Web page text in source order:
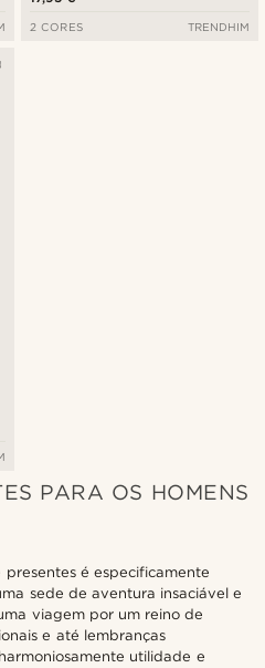
2 CORES TRENDHIM
PARA OS HOMENS
é especificamente
sede de aventura insaciável e
viagem por um reino de
e até lembranças
utilidade e